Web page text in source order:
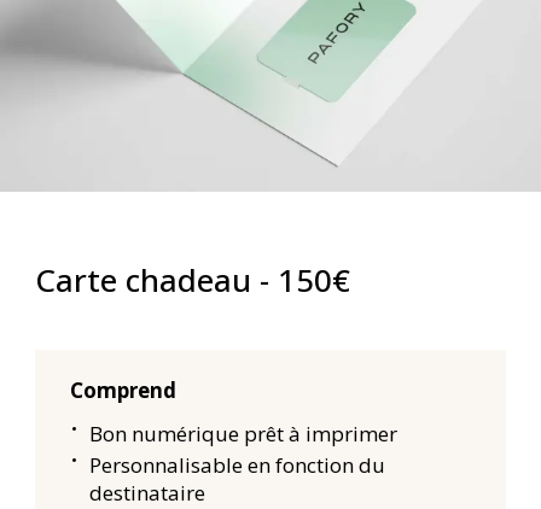
Carte chadeau - 150€
Comprend
Bon numérique prêt à imprimer
Personnalisable en fonction du
destinataire